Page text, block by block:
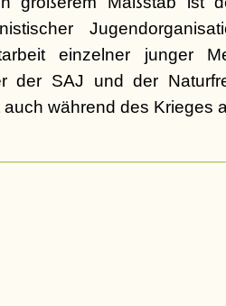
einzelner junger
der SAJ und der
während des Krieges